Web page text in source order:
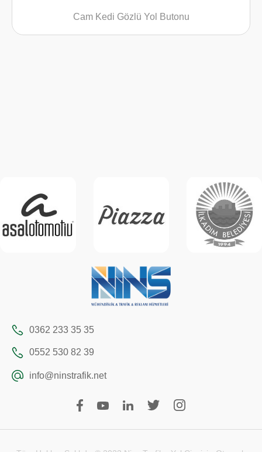
Cam Kedi Gözlü Yol Butonu
0362 233 35 35
0552 530 82 39
info@ninstrafik.net